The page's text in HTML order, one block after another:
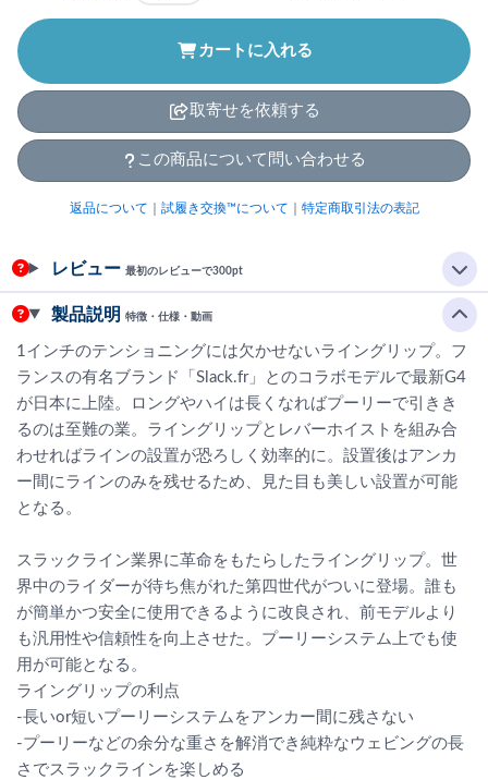
カートに入れる
取寄せを依頼する
この商品について問い合わせる
返品について 試履き交換™について 特定商取引法の表記
レビュー 最初のレビューで300pt
製品説明 特徴・仕様・動画
1インチのテンショニングには欠かせないライングリップ。フ
ランスの有名ブランド「Slack.fr」とのコラボモデルで最新G4
が日本に上陸。ロングやハイは長くなればプーリーで引きき
るのは至難の業。ライングリップとレバーホイストを組み合
わせればラインの設置が恐ろしく効率的に。設置後はアンカ
ー間にラインのみを残せるため、見た目も美しい設置が可能
となる。
スラックライン業界に革命をもたらしたライングリップ。世
界中のライダーが待ち焦がれた第四世代がついに登場。誰も
が簡単かつ安全に使用できるように改良され、前モデルより
も汎用性や信頼性を向上させた。プーリーシステム上でも使
用が可能となる。
ライングリップの利点
-長いor短いプーリーシステムをアンカー間に残さない
-プーリーなどの余分な重さを解消でき純粋なウェビングの長
さでスラックラインを楽しめる